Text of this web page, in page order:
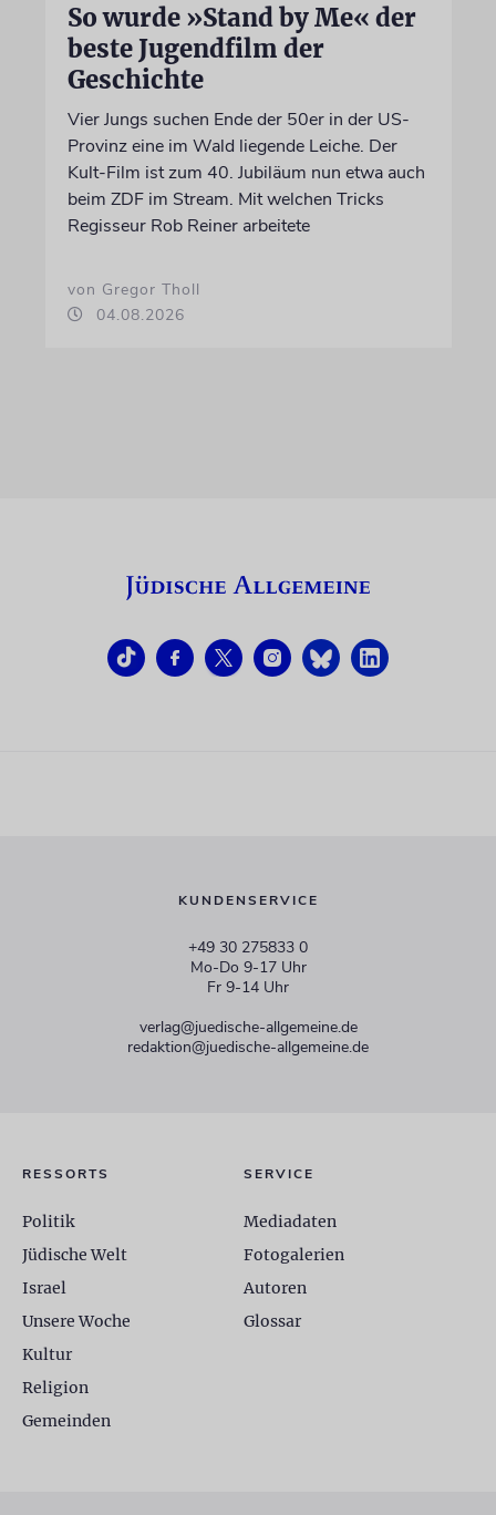
So wurde »Stand by Me« der
beste Jugendfilm der
Geschichte
Vier Jungs suchen Ende der 50er in der US-
Provinz eine im Wald liegende Leiche. Der
Kult-Film ist zum 40. Jubiläum nun etwa auch
beim ZDF im Stream. Mit welchen Tricks
Regisseur Rob Reiner arbeitete
von Gregor Tholl
04.08.2026
KUNDENSERVICE
+49 30 275833 0
Mo-Do 9-17 Uhr
Fr 9-14 Uhr
verlag@juedische-allgemeine.de
redaktion@juedische-allgemeine.de
RESSORTS
Politik
Jüdische Welt
Israel
Unsere Woche
Kultur
Religion
Gemeinden
SERVICE
Mediadaten
Fotogalerien
Autoren
Glossar